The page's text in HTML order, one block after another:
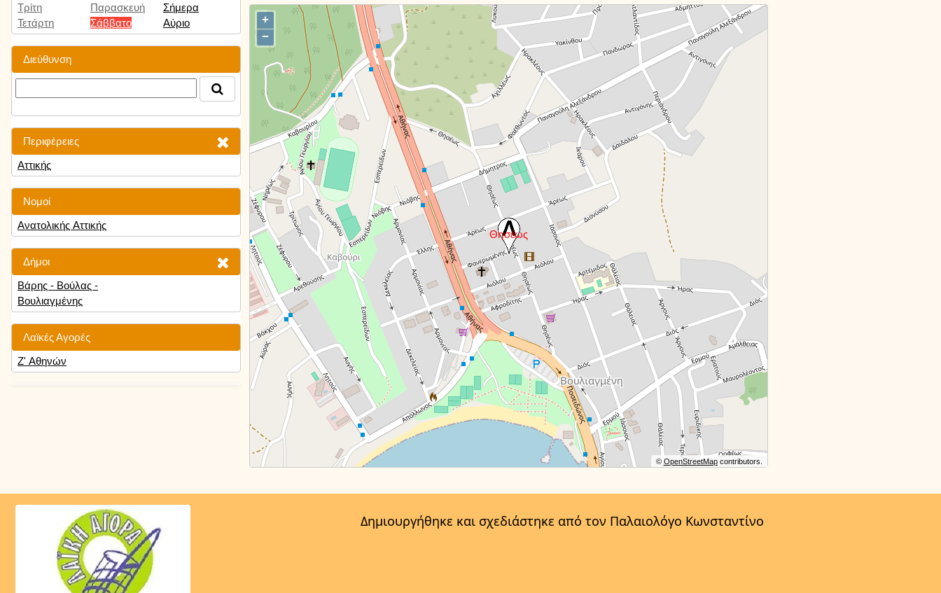
Τρίτη
Τετάρτη
Παρασκευή
Σάββατο
Σήμερα
Αύριο
Διεύθυνση
Περιφέρειες
Αττικής
Νομοί
Ανατολικής Αττικής
Δήμοι
Βάρης - Βούλας -
Βουλιαγμένης
Λαϊκές Αγορές
Ζ' Αθηνών
+
−
©OpenStreetMap contributors.
Δημιουργήθηκε και σχεδιάστηκε από τον Παλαιολόγο Κωνσταντίνο